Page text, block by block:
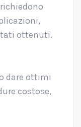
ottenuti.
dare ottimi
costose,